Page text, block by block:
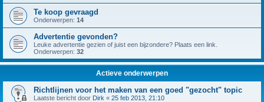
Te koop gevraagd
Onderwerpen: 14
Advertentie gevonden?
Leuke advertentie gezien of juist een bijzondere? Plaats een link.
Onderwerpen: 32
Actieve onderwerpen
Richtlijnen voor het maken van een goed "gezocht" topic
Laatste bericht door Dirk « 25 feb 2013, 21:10